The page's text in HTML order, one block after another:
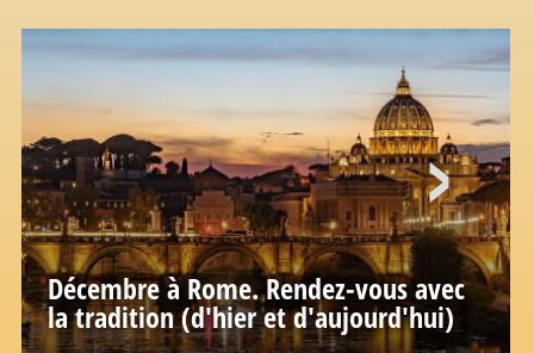
Décembre à Rome. Rendez-vous avec
la tradition (d'hier et d'aujourd'hui)